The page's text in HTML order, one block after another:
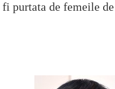
purtata de femeile